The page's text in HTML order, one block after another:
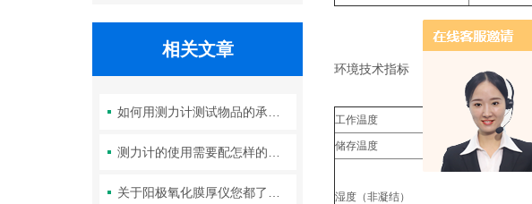
相关文章
环境技术指标
工作温度
储存温度
湿度（非凝结）